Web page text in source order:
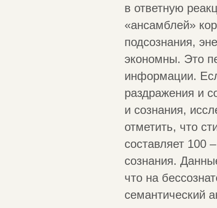
в ответную
«ансамблей»
подсознания,
экономны. Это
информации.
раздражения и
и сознания,
отметить, что
составляет 100
сознания.
что на
семантический